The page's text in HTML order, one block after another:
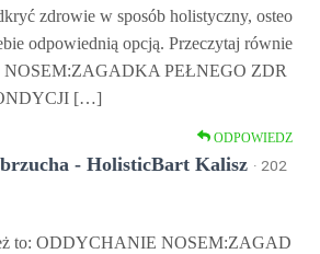
zdrowie w sposób holistyczny, osteo
odpowiednią opcją. Przeczytaj równie
PEŁNEGO ZDR
[…]
ODPOWIEDZ
- HolisticBart Kalisz · 202
to: ODDYCHANIE NOSEM:ZAGAD